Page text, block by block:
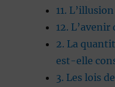
11.
12. L’avenir
2. La
est-elle
3. Les lois